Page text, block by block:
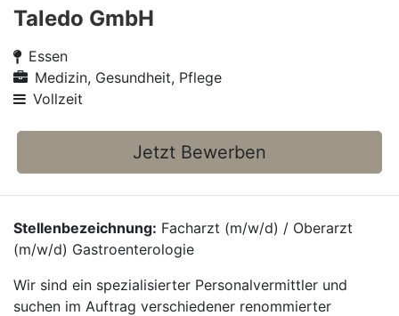
Taledo GmbH
Essen
Medizin, Gesundheit, Pflege
Vollzeit
Jetzt Bewerben
Stellenbezeichnung: Facharzt (m/w/d) / Oberarzt
(m/w/d) Gastroenterologie
Wir sind ein spezialisierter Personalvermittler und
suchen im Auftrag verschiedener renommierter